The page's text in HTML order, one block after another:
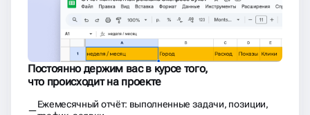
Постоянно держим вас в курсе того,
что происходит на проекте
Ежемесячный отчёт: выполненные задачи, позиции,